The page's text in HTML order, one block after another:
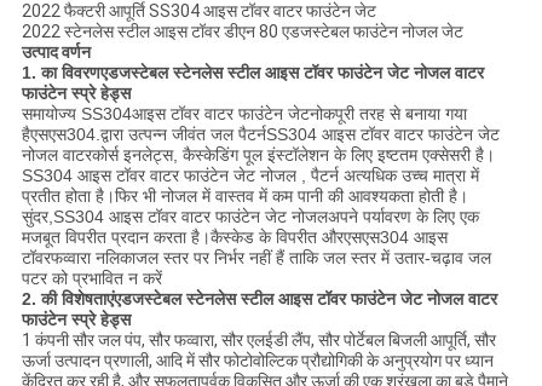
2022 फैक्टरी आपूर्ति SS304 आइस टॉवर वाटर फाउंटेन जेट
2022 स्टेनलेस स्टील आइस टॉवर डीएन 80 एडजस्टेबल फाउंटेन नोजल जेट
उत्पाद वर्णन
1. का विवरणएडजस्टेबल स्टेनलेस स्टील आइस टॉवर फाउंटेन जेट नोजल वाटर
फाउंटेन स्प्रे हेड्स
समायोज्य SS304आइस टॉवर वाटर फाउंटेन जेटनोकपूरी तरह से बनाया गया
हैएसएस304.द्वारा उत्पन्न जीवंत जल पैटर्नSS304 आइस टॉवर वाटर फाउंटेन जेट
नोजल वाटरकोर्स इनलेट्स, कैस्केडिंग पूल इंस्टॉलेशन के लिए इष्टतम एक्सेसरी है।
SS304 आइस टॉवर वाटर फाउंटेन जेट नोजल , पैटर्न अत्यधिक उच्च मात्रा में
प्रतीत होता है।फिर भी नोजल में वास्तव में कम पानी की आवश्यकता होती है।
सुंदर,SS304 आइस टॉवर वाटर फाउंटेन जेट नोजलअपने पर्यावरण के लिए एक
मजबूत विपरीत प्रदान करता है।कैस्केड के विपरीत औरएसएस304 आइस
टॉवरफव्वारा नलिकाजल स्तर पर निर्भर नहीं हैं ताकि जल स्तर में उतार-चढ़ाव जल
पटर को प्रभावित न करें
2. की विशेषताएंएडजस्टेबल स्टेनलेस स्टील आइस टॉवर फाउंटेन जेट नोजल वाटर
फाउंटेन स्प्रे हेड्स
1 कंपनी सौर जल पंप, सौर फव्वारा, सौर एलईडी लैंप, सौर पोर्टेबल बिजली आपूर्ति, सौर
ऊर्जा उत्पादन प्रणाली, आदि में सौर फोटोवोल्टिक प्रौद्योगिकी के अनुप्रयोग पर ध्यान
केंद्रित कर रही है, और सफलतापूर्वक विकसित और ऊर्जा की एक श्रृंखला का बड़े पैमाने